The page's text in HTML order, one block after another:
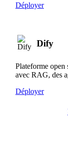
Déployer
Dify
Plateforme
avec RAG, des
Déployer